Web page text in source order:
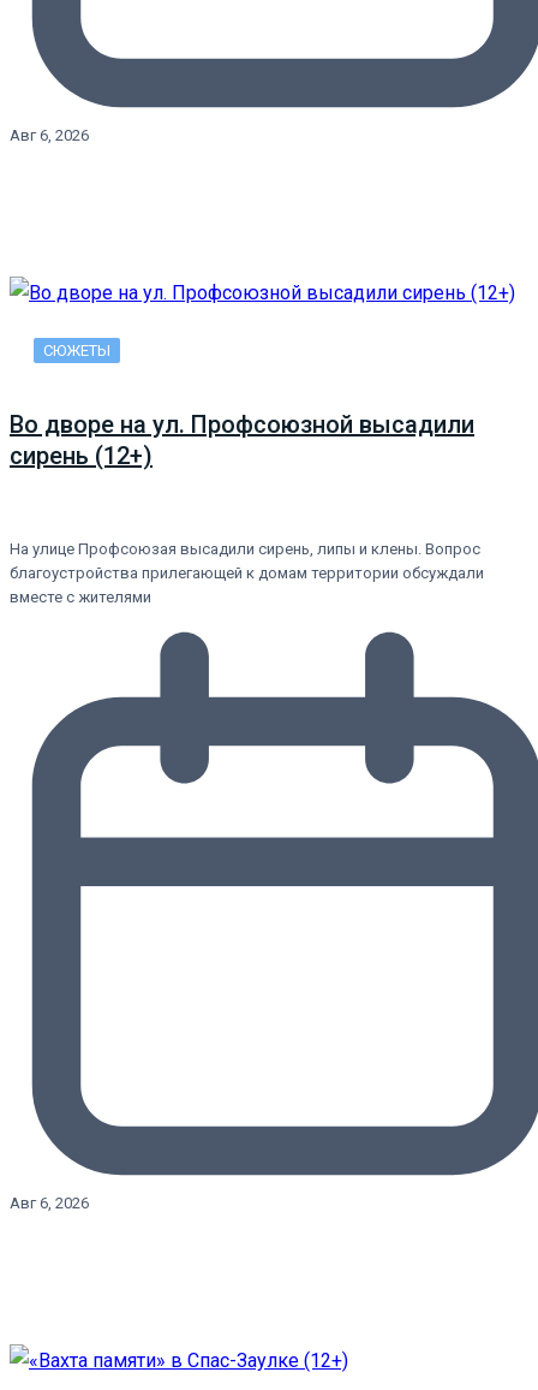
Авг 6, 2026
СЮЖЕТЫ
Во дворе на ул. Профсоюзной высадили
сирень (12+)
На улице Профсоюзая высадили сирень, липы и клены. Вопрос
благоустройства прилегающей к домам территории обсуждали
вместе с жителями
Авг 6, 2026